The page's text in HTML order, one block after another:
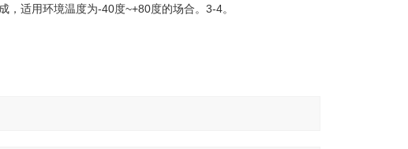
适用环境温度为-40度~+80度的场合。3-4。